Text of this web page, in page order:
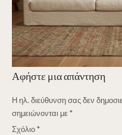
Αφήστε μια απάντηση
Η ηλ. διεύθυνση σας δεν
σημειώνονται με*
Σχόλιο*